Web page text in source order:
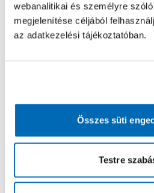
webanalitikai és személyre
megjelenítése céljából
az adatkezelési tájékoztatóban.
Összes süti
Testre